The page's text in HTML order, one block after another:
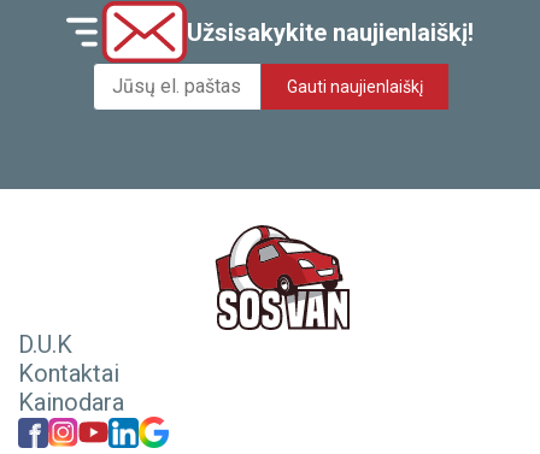
Užsisakykite naujienlaiškį!
Gauti naujienlaiškį
D.U.K
Kontaktai
Kainodara